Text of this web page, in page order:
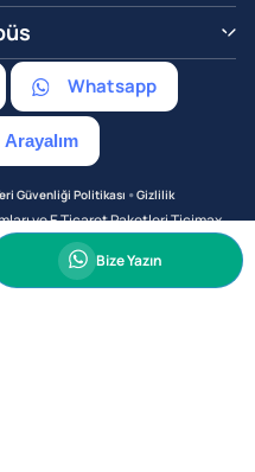
Whatsapp
Güvenliği Politikası •Gizlilik
ve E Ticaret Paketleri Ticimax
Hakkı Saklıdır.
Bize Yazın